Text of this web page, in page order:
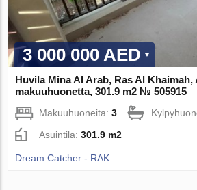
3 000 000 AED
Huvila Mina Al Arab, Ras Al
makuuhuonetta, 301.9 m2 № 505915
Makuuhuoneita:3
Asuintila:301.9 m2
Dream Catcher - RAK